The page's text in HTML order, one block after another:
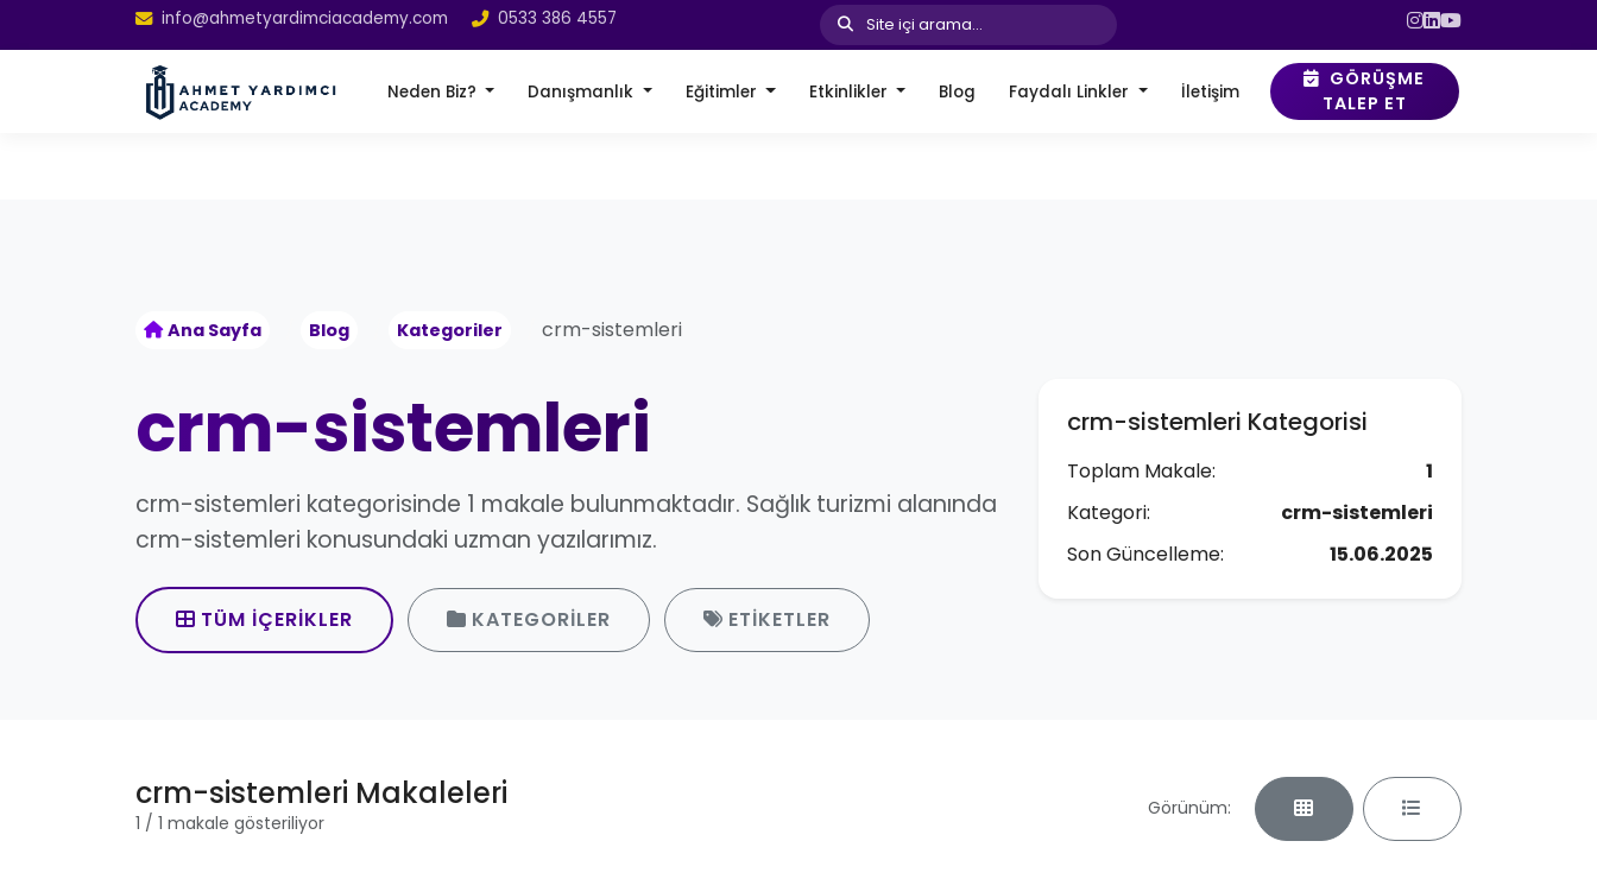
info@ahmetyardimciacademy.com 0533 386 4557 Site içi arama...
Neden Biz? Danışmanlık Eğitimler Etkinlikler Blog Faydalı Linkler İletişim
GÖRÜŞME
TALEP ET
Ana Sayfa Blog Kategoriler crm-sistemleri
crm-sistemleri
crm-sistemleri kategorisinde 1 makale bulunmaktadır. Sağlık turizmi alanında
crm-sistemleri konusundaki uzman yazılarımız.
TÜM İÇERIKLER KATEGORILER ETIKETLER
crm-sistemleri Kategorisi
Toplam Makale:
1
Kategori:
crm-sistemleri
Son Güncelleme:
15.06.2025
crm-sistemleri Makaleleri
1 / 1 makale gösteriliyor
Görünüm: